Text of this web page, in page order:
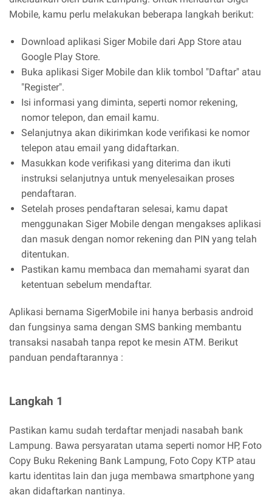
Mobile, kamu perlu melakukan beberapa langkah berikut:
Download aplikasi Siger Mobile dari App Store atau
Google Play Store.
Buka aplikasi Siger Mobile dan klik tombol "Daftar" atau
"Register".
Isi informasi yang diminta, seperti nomor rekening,
nomor telepon, dan email kamu.
Selanjutnya akan dikirimkan kode verifikasi ke nomor
telepon atau email yang didaftarkan.
Masukkan kode verifikasi yang diterima dan ikuti
instruksi selanjutnya untuk menyelesaikan proses
pendaftaran.
Setelah proses pendaftaran selesai, kamu dapat
menggunakan Siger Mobile dengan mengakses aplikasi
dan masuk dengan nomor rekening dan PIN yang telah
ditentukan.
Pastikan kamu membaca dan memahami syarat dan
ketentuan sebelum mendaftar.
Aplikasi bernama SigerMobile ini hanya berbasis android
dan fungsinya sama dengan SMS banking membantu
transaksi nasabah tanpa repot ke mesin ATM. Berikut
panduan pendaftarannya :
Langkah 1
Pastikan kamu sudah terdaftar menjadi nasabah bank
Lampung. Bawa persyaratan utama seperti nomor HP, Foto
Copy Buku Rekening Bank Lampung, Foto Copy KTP atau
kartu identitas lain dan juga membawa smartphone yang
akan didaftarkan nantinya.